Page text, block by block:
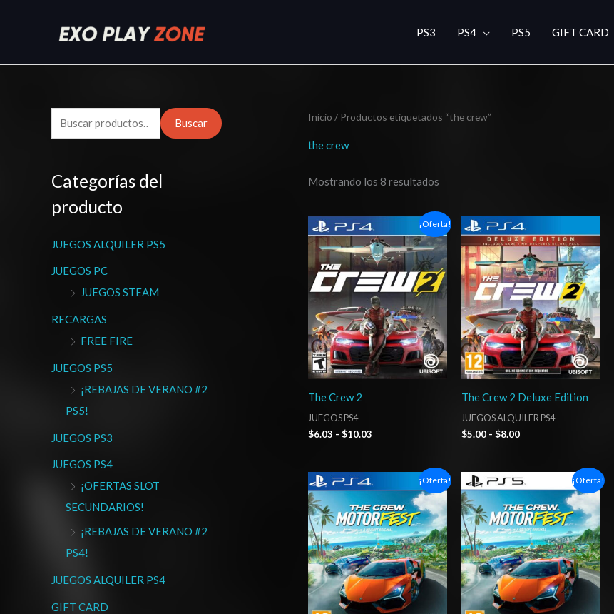
PS3 PS4 PS5 GIFT CARD
u
c
a
p
o
Buscar
Categorías del
producto
JUEGOS ALQUILER PS5
JUEGOS PC
JUEGOS STEAM
RECARGAS
FREE FIRE
JUEGOS PS5
¡REBAJAS DE VERANO #2
PS5!
JUEGOS PS3
JUEGOS PS4
¡OFERTAS SLOT
SECUNDARIOS!
¡REBAJAS DE VERANO #2
PS4!
JUEGOS ALQUILER PS4
GIFT CARD
Inicio / Productos etiquetados “the crew”
the crew
Mostrando los 8 resultados
¡Oferta!
The Crew 2
JUEGOS PS4
$6.03 - $10.03
Rango
de
precios:
desde
$6.03
hasta
$10.03
The Crew 2 Deluxe Edition
JUEGOS ALQUILER PS4
$5.00 - $8.00
Rango
de
precios:
desde
$5.00
hasta
$8.00
¡Oferta!
de
precios:
desde
$10.03
hasta
$15.03
¡Oferta!
de
precios:
desde
$10.03
hasta
$15.03